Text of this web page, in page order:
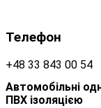
Телефон
+48 33 843 00 54
Автомобільні
ПВХ ізоляцією